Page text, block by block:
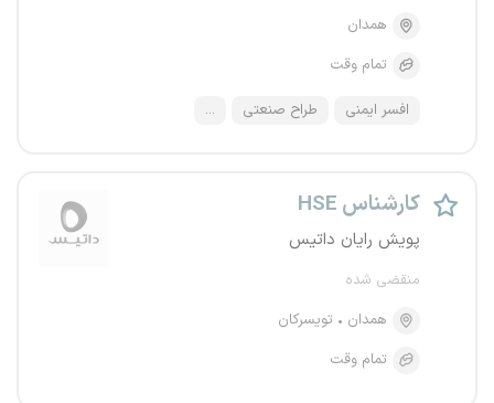
همدان
تمام وقت
افسر ایمنی طراح صنعتی ...
کارشناس HSE
پویش رایان داتیس
منقضی شده
همدان
تویسرکان
تمام وقت